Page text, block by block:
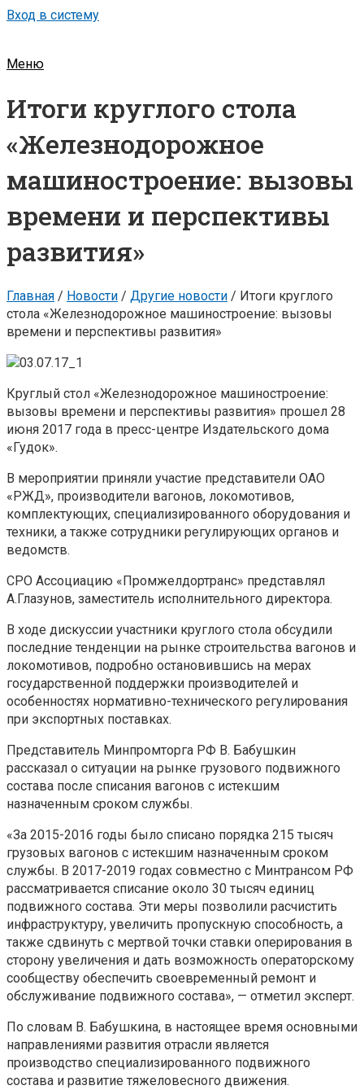
Вход в систему
Меню
Итоги круглого стола
«Железнодорожное
машиностроение: вызовы
времени и перспективы
развития»
Главная / Новости / Другие новости / Итоги круглого
стола «Железнодорожное машиностроение: вызовы
времени и перспективы развития»
Круглый стол «Железнодорожное машиностроение:
вызовы времени и перспективы развития» прошел 28
июня 2017 года в пресс-центре Издательского дома
«Гудок».
В мероприятии приняли участие представители ОАО
«РЖД», производители вагонов, локомотивов,
комплектующих, специализированного оборудования и
техники, а также сотрудники регулирующих органов и
ведомств.
СРО Ассоциацию «Промжелдортранс» представлял
А.Глазунов, заместитель исполнительного директора.
В ходе дискуссии участники круглого стола обсудили
последние тенденции на рынке строительства вагонов и
локомотивов, подробно остановившись на мерах
государственной поддержки производителей и
особенностях нормативно-технического регулирования
при экспортных поставках.
Представитель Минпромторга РФ В. Бабушкин
рассказал о ситуации на рынке грузового подвижного
состава после списания вагонов с истекшим
назначенным сроком службы.
«За 2015-2016 годы было списано порядка 215 тысяч
грузовых вагонов с истекшим назначенным сроком
службы. В 2017-2019 годах совместно с Минтрансом РФ
рассматривается списание около 30 тысяч единиц
подвижного состава. Эти меры позволили расчистить
инфраструктуру, увеличить пропускную способность, а
также сдвинуть с мертвой точки ставки оперирования в
сторону увеличения и дать возможность операторскому
сообществу обеспечить своевременный ремонт и
обслуживание подвижного состава», — отметил эксперт.
По словам В. Бабушкина, в настоящее время основными
направлениями развития отрасли является
производство специализированного подвижного
состава и развитие тяжеловесного движения.